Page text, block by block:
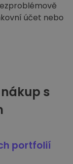
účet nebo
s
portfolií